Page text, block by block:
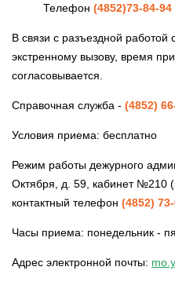
Телефон (4852)73-84-94
В связи с разъездной работой
экстренному вызову, время
согласовывается.
Справочная служба - (4852)
Условия приема: бесплатно
Режим работы дежурного
Октября, д. 59, кабинет №210
контактный телефон (4852)
Часы приема: понедельник -
Адрес электронной почты: